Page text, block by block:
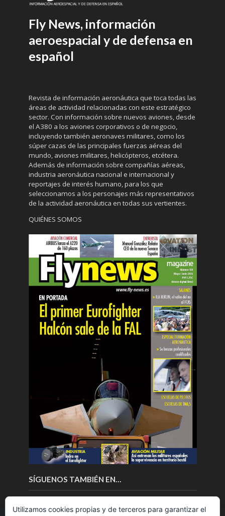
Fly News, información
aeroespacial y de defensa en
español
Revista de información aeronáutica que toca todas las
áreas de actividad relacionadas con este estratégico
sector. Con información sobre nuevos aviones, desde
el A380 a los aviones corporativos o de negocio,
incluyendo también aeronaves militares, como los
súper cazas de las principales fuerzas aéreas del
mundo, aviones militares, helicópteros, etcétera.
Además de información sobre compañías aéreas,
industria aeronáutica nacional e internacional y
reportajes de interés humano, para los que
seleccionamos a los personajes más representativos
de la actividad aeronáutica en todas sus vertientes.
QUIÉNES SOMOS
SÍGUENOS TAMBIÉN EN…
Utilizamos cookies propias y de terceros para garantizar el